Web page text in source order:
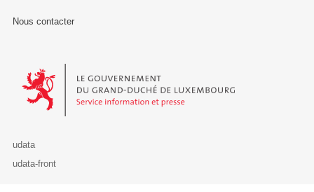
Nous contacter
Le Gouvernement du Grand-Duché de Luxembourg - Service
udata
udata-front